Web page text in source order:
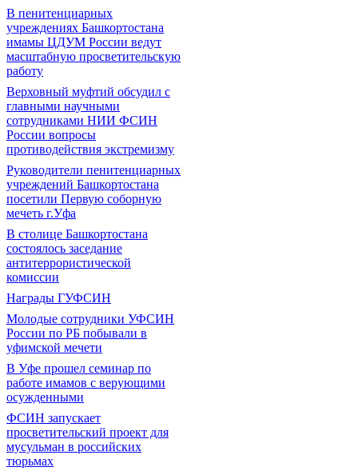
В пенитенциарных
учреждениях Башкортостана
имамы ЦДУМ России ведут
масштабную просветительскую
работу
Верховный муфтий обсудил с
главными научными
сотрудниками НИИ ФСИН
России вопросы
противодействия экстремизму
Руководители пенитенциарных
учреждений Башкортостана
посетили Первую соборную
мечеть г.Уфа
В столице Башкортостана
состоялось заседание
антитеррористической
комиссии
Награды ГУФСИН
Молодые сотрудники УФСИН
России по РБ побывали в
уфимской мечети
В Уфе прошел семинар по
работе имамов с верующими
осужденными
ФСИН запускает
просветительский проект для
мусульман в российских
тюрьмах